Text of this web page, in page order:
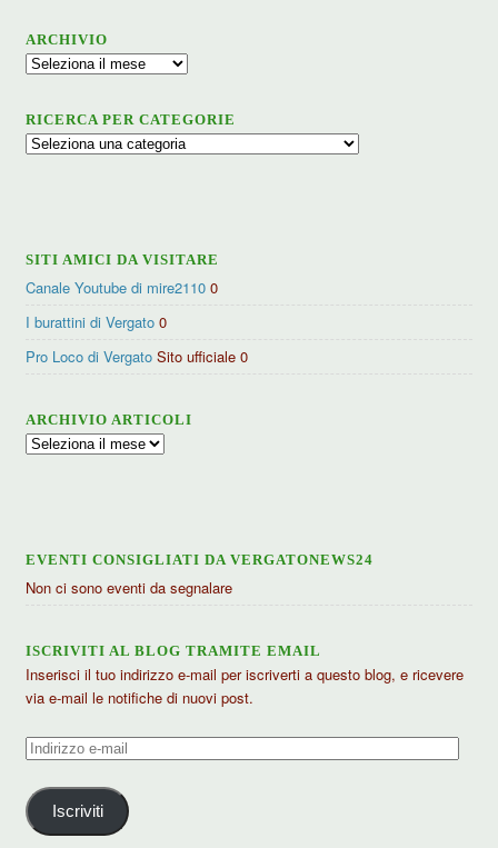
ARCHIVIO
Archivio
RICERCA PER CATEGORIE
Ricerca
SITI AMICI DA VISITARE
Canale Youtube di mire2110 0
I burattini di Vergato 0
Pro Loco di Vergato Sito ufficiale 0
ARCHIVIO ARTICOLI
Archivio
EVENTI CONSIGLIATI DA VERGATONEWS24
Non ci sono eventi da segnalare
ISCRIVITI AL BLOG TRAMITE EMAIL
Inserisci il tuo indirizzo e-mail per iscriverti a questo blog, e ricevere
via e-mail le notifiche di nuovi post.
Indirizzo
mail
Iscriviti